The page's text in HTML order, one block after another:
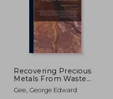
Recovering Precious
Metals From Waste
Liquid Residues; a
Complete Workshop
Gee, George Edward